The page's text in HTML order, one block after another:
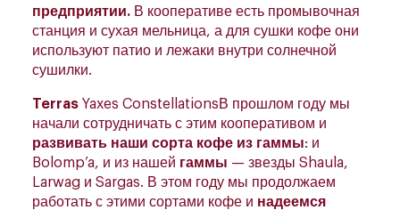
предприятии. В кооперативе есть промывочная
станция и сухая мельница, а для сушки кофе они
используют патио и лежаки внутри солнечной
сушилки.
Terras Yaxes ConstellationsВ прошлом году мы
начали сотрудничать с этим кооперативом и
развивать наши сорта кофе из гаммы: и
Bolomp’a, и из нашей гаммы — звезды Shaula,
Larwag и Sargas. В этом году мы продолжаем
работать с этими сортами кофе и надеемся